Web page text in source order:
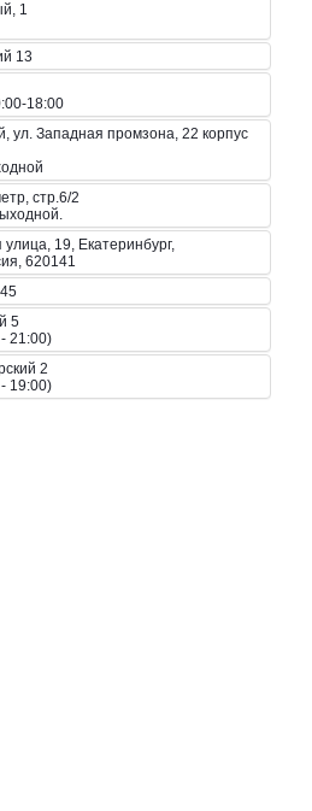
1
13
18:00
ул. Западная промзона, 22 корпус
стр.6/2
улица, 19, Екатеринбург,
620141
5
21:00)
2
19:00)